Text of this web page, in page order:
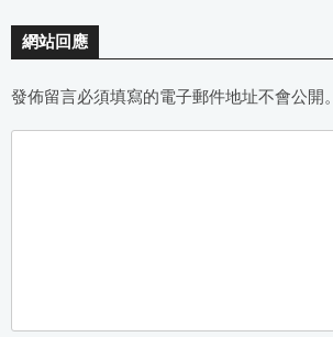
網站回應
發佈留言必須填寫的電子郵件地址不會公開。